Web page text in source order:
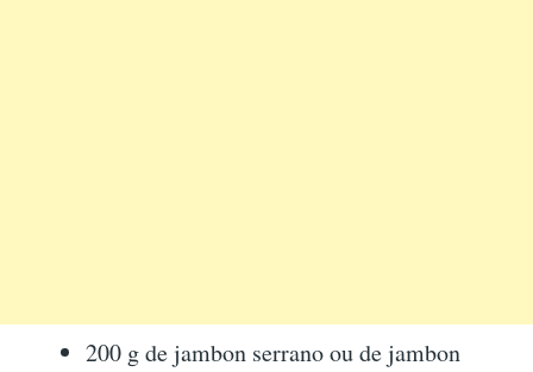
200 g de jambon serrano ou de jambon